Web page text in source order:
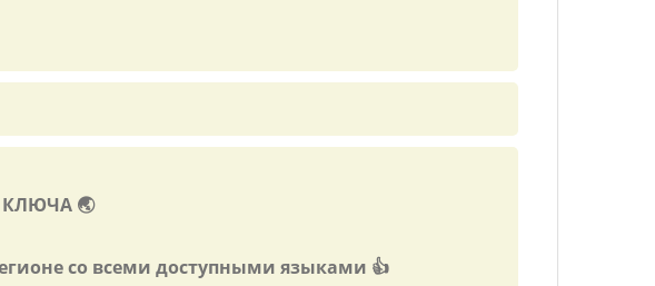
КЛЮЧА 🌏
со всеми доступными языками 👍